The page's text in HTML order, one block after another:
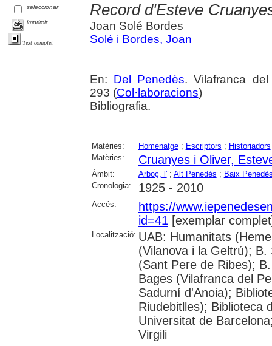
seleccionar
imprimir
Text complet
Record d'Esteve
Joan Solé Bordes
Solé i Bordes, Joan
En: Del Penedès. Vilafranca
293 (Col·laboracions)
Bibliografia.
Matèries: Homenatge; Escriptors ; Historiadors
Matèries:
Cruanyes i Oliver,
Àmbit: Arboç, l'; Alt Penedès ; Baix
Cronologia:
1925 - 2010
Accés:
https://
id=41 [exemplar
Localització: UAB: Humanitats
(Vilanova i la Geltrú);
(Sant Pere de Ribes);
Bages (Vilafranca del
Sadurní d'Anoia);
Riudebitlles); Biblioteca
Universitat de
Virgili